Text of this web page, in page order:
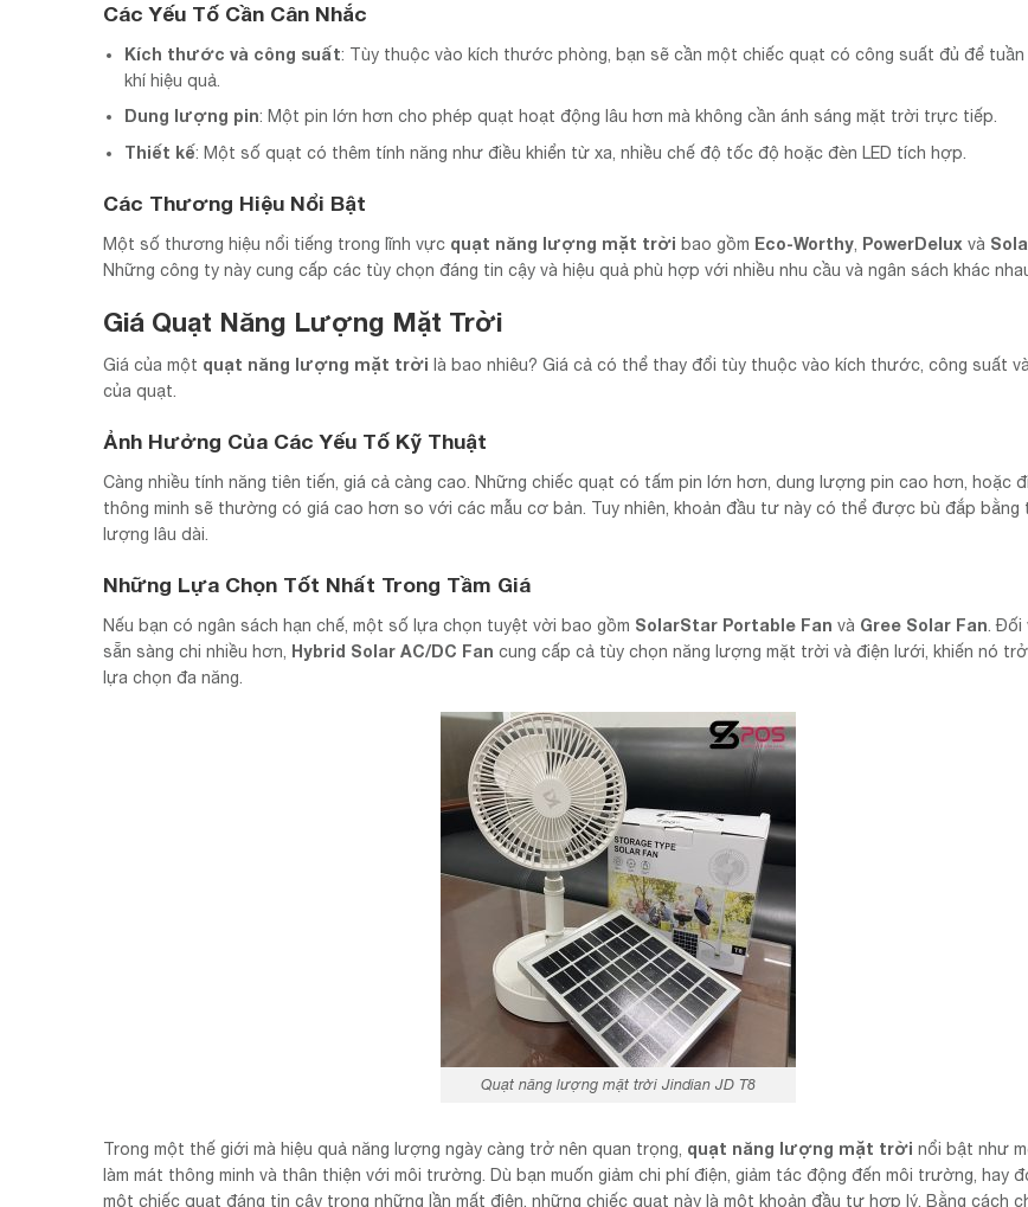
Các Yếu Tố Cần Cân Nhắc
Kích thước và công suất: Tùy thuộc vào kích thước phòng, bạn sẽ cần một chiếc quạt có công suất đủ để tuần
khí hiệu quả.
Dung lượng pin: Một pin lớn hơn cho phép quạt hoạt động lâu hơn mà không cần ánh sáng mặt trời trực tiếp.
Thiết kế: Một số quạt có thêm tính năng như điều khiển từ xa, nhiều chế độ tốc độ hoặc đèn LED tích hợp.
Các Thương Hiệu Nổi Bật
Một số thương hiệu nổi tiếng trong lĩnh vực quạt năng lượng mặt trời bao gồm Eco-Worthy PowerDelux và
Những công ty này cung cấp các tùy chọn đáng tin cậy và hiệu quả phù hợp với nhiều nhu cầu và ngân sách khác
Giá Quạt Năng Lượng Mặt Trời
Giá của một quạt năng lượng mặt trời là bao nhiêu? Giá cả có thể thay đổi tùy thuộc vào kích thước, công suất
của quạt.
Ảnh Hưởng Của Các Yếu Tố Kỹ Thuật
Càng nhiều tính năng tiên tiến, giá cả càng cao. Những chiếc quạt có tấm pin lớn hơn, dung lượng pin cao hơn, hoặc
thông minh sẽ thường có giá cao hơn so với các mẫu cơ bản. Tuy nhiên, khoản đầu tư này có thể được bù đắp bằng
lượng lâu dài.
Những Lựa Chọn Tốt Nhất Trong Tầm Giá
Nếu bạn có ngân sách hạn chế, một số lựa chọn tuyệt vời bao gồm SolarStar Portable Fan và Gree Solar Fan .
sẵn sàng chi nhiều hơn, Hybrid Solar AC/DC Fan cung cấp cả tùy chọn năng lượng mặt trời và điện lưới, khiến nó
lựa chọn đa năng.
Quạt năng lượng mặt trời Jindian JD T8
Trong một thế giới mà hiệu quả năng lượng ngày càng trở nên quan trọng, quạt năng lượng mặt trời nổi bật như
làm mát thông minh và thân thiện với môi trường. Dù bạn muốn giảm chi phí điện, giảm tác động đến môi trường, hay
một chiếc quạt đáng tin cậy trong những lần mất điện, những chiếc quạt này là một khoản đầu tư hợp lý. Bằng cách